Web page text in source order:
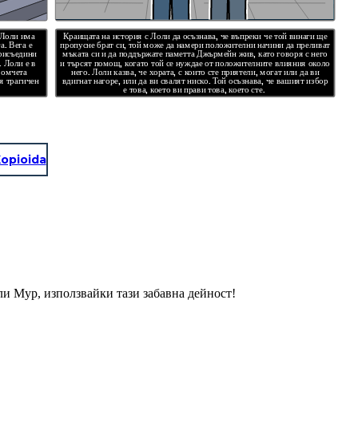
има
Вега е
Лоли е в
трагичен
Краищата на история с Лоли да осъзнава, че въпреки че той винаги ще
пропусне брат си, той може да намери положителни начини да преливат
мъката си и да поддържате паметта Джърмейн жив, като говоря с него
и търсят помощ, когато той се нуждае от положителните влияния около
него. Лоли казва, че хората, с които сте приятели, могат или да ви
вдигнат нагоре, или да ви свалят ниско. Той осъзнава, че вашият избор
е това, което ви прави това, което сте.
Мур, използвайки тази забавна дейност!